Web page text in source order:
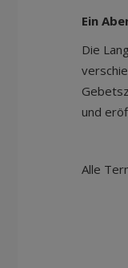
Ein
Die
und
Alle